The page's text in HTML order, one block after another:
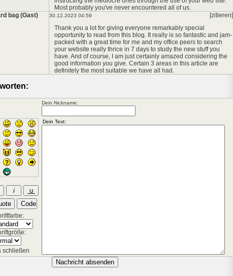
Most probably you've never encountered all of us.
bag (Gast)
30.12.2023 04:59
[zitieren]
Thank you a lot for giving everyone remarkably special
opportunity to read from this blog. It really is so fantastic and jam-
packed with a great time for me and my office peers to search
your website really thrice in 7 days to study the new stuff you
have. And of course, I am just certainly amazed considering the
good information you give. Certain 3 areas in this article are
definitely the most suitable we have all had.
Dein Nickname:
schließen